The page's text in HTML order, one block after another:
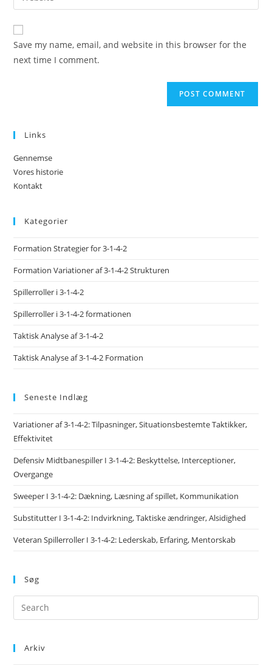
comment
comment
your
website
URL
(optional)
Save my name, email, and website in this browser for the
next time I comment.
Links
Gennemse
Vores historie
Kontakt
Kategorier
Formation Strategier for 3-1-4-2
Formation Variationer af 3-1-4-2 Strukturen
Spillerroller i 3-1-4-2
Spillerroller i 3-1-4-2 formationen
Taktisk Analyse af 3-1-4-2
Taktisk Analyse af 3-1-4-2 Formation
Seneste Indlæg
Variationer af 3-1-4-2: Tilpasninger, Situationsbestemte Taktikker,
Effektivitet
Defensiv Midtbanespiller I 3-1-4-2: Beskyttelse, Interceptioner,
Overgange
Sweeper I 3-1-4-2: Dækning, Læsning af spillet, Kommunikation
Substitutter I 3-1-4-2: Indvirkning, Taktiske ændringer, Alsidighed
Veteran Spillerroller I 3-1-4-2: Lederskab, Erfaring, Mentorskab
Søg
Arkiv